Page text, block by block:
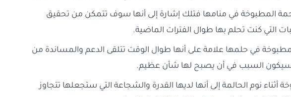
المطبوخة في منامها فتلك إشارة إلى أنها سوف تتمكن من تحقيق
التي كنت تحلم بها طوال الفترات الماضية.
في حلمها علامة على أنها طوال الوقت تتلقى الدعم والمساندة من
سيكون السبب في أن يصبح لها شأن عظيم.
أثناء نوم الحالمة إلى أنها لديها القدرة والشجاعة التي ستجعلها تتجاوز